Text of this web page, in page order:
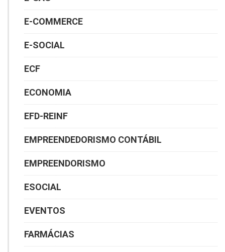
E-COMMERCE
E-SOCIAL
ECF
ECONOMIA
EFD-REINF
EMPREENDEDORISMO CONTÁBIL
EMPREENDORISMO
ESOCIAL
EVENTOS
FARMÁCIAS